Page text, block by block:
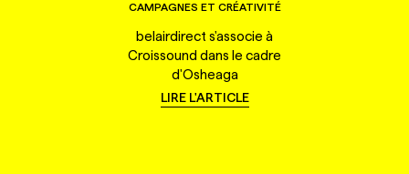
CAMPAGNES ET CRÉATIVITÉ
belairdirect s'associe à
Croissound dans le cadre
d'Osheaga
LIRE L'ARTICLE